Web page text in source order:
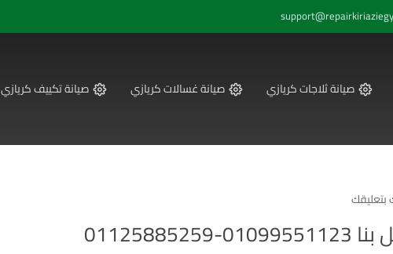
صيانة ثلاجات كريازي صيانة غسالات كريازي صيانة تكييف كريازي
بتعليقك